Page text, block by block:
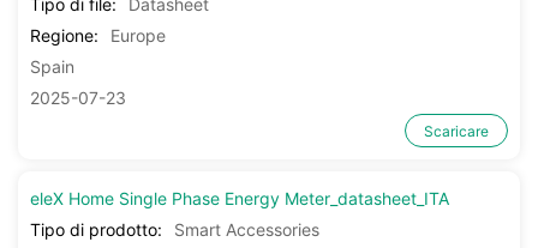
Regione:
Europe
Spain
2025-07-23
Scaricare
eleX Home Single Phase Energy Meter_datasheet_ITA
Tipo di prodotto:
Smart Accessories